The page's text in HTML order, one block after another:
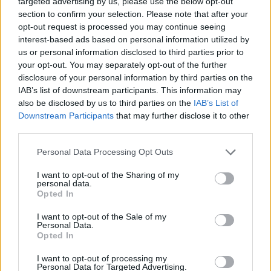
section to confirm your selection. Please note that after your
opt-out request is processed you may continue seeing
interest-based ads based on personal information utilized by
us or personal information disclosed to third parties prior to
your opt-out. You may separately opt-out of the further
disclosure of your personal information by third parties on the
IAB’s list of downstream participants. This information may
also be disclosed by us to third parties on the IAB’s List of
Downstream Participants that may further disclose it to other
Personal Data Processing Opt Outs
I want to opt-out of the Sharing of my
personal data.
Opted In
I want to opt-out of the Sale of my
Personal Data.
Opted In
I want to opt-out of processing my
Personal Data for Targeted Advertising.
Ø§Ù„Ø¥Ù†ØµØ§Ù ÙˆØ±Ø¯
Ø§Ù„Ø¥Ø¹ØªØ¨Ø§Ø± Ù„Ù„Ù…
ÙˆØ¸ÙÙŠÙ† Ø­Ø§Ù…Ù„ÙŠ Ø§Ù„Ø
´Ù‡Ø§Ø¯Ø§Øª Ø¨Ø§Ù„Ø¬Ù…
Ø§Ø¹Ø§Øª Ø§Ù„Ù…Ø­
Ù„ÙŠØ©.doc sur le Web et les
réseaux sociaux:
Télécharger le fichier Ø§Ø³ØªÙ…
Ø§Ø±Ø© Ù‡ÙŠØ¦Ø© Ø§Ù„Ø¥Ù†